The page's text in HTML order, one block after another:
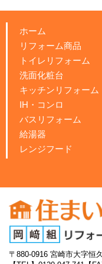
ホーム
リフォーム商品
トイレリフォーム
洗面化粧台
キッチンリフォーム
IH・コンロ
バスリフォーム
給湯器
レンジフード
〒880-0916 宮崎市大字恒